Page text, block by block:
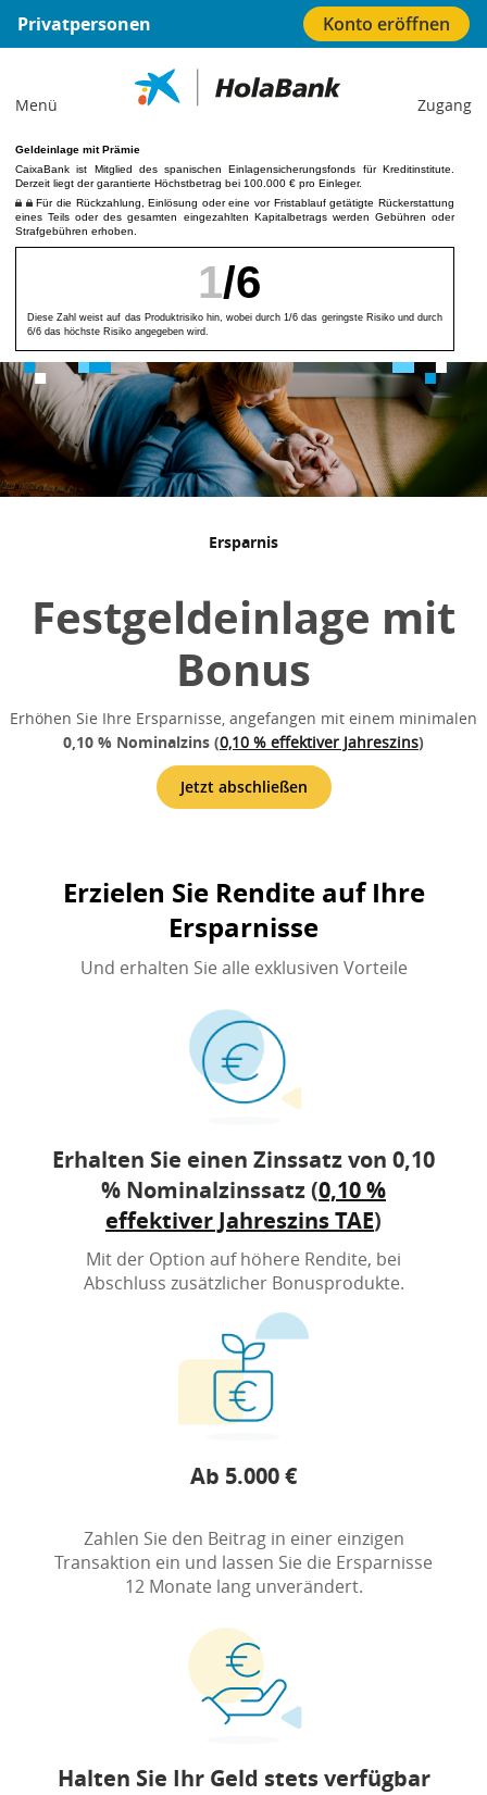
central
Privatpersonen Konto eröffnen
Menü
HolaBank (Nach Hause gehen)
Zugang
Geldeinlage mit Prämie
CaixaBank ist Mitglied des spanischen Einlagensicherungsfonds für Kreditinstitute.
Derzeit liegt der garantierte Höchstbetrag bei 100.000 € pro Einleger.
Für die Rückzahlung, Einlösung oder eine vor Fristablauf getätigte Rückerstattung
eines Teils oder des gesamten eingezahlten Kapitalbetrags werden Gebühren oder
Strafgebühren erhoben.
1/6
Diese Zahl weist auf das Produktrisiko hin, wobei durch 1/6 das geringste Risiko und durch
6/6 das höchste Risiko angegeben wird.
Ersparnis
Festgeldeinlage mit
Bonus
Erhöhen Sie Ihre Ersparnisse, angefangen mit einem minimalen
0,10 % Nominalzins (0,10 % effektiver Jahreszins)
Jetzt abschließen
Ersparnis
Festgeldeinlage
Bonus
angefangen
mit einem
Jahreszins)
Erzielen Sie Rendite auf Ihre
Ersparnisse
Und erhalten Sie alle exklusiven Vorteile
Erhalten Sie einen Zinssatz von 0,10
% Nominalzinssatz (0,10 %
effektiver Jahreszins TAE)
Mit der Option auf höhere Rendite, bei
Abschluss zusätzlicher Bonusprodukte.
Ab 5.000 €
Zahlen Sie den Beitrag in einer einzigen
Transaktion ein und lassen Sie die Ersparnisse
12 Monate lang unverändert.
Halten Sie Ihr Geld stets verfügbar